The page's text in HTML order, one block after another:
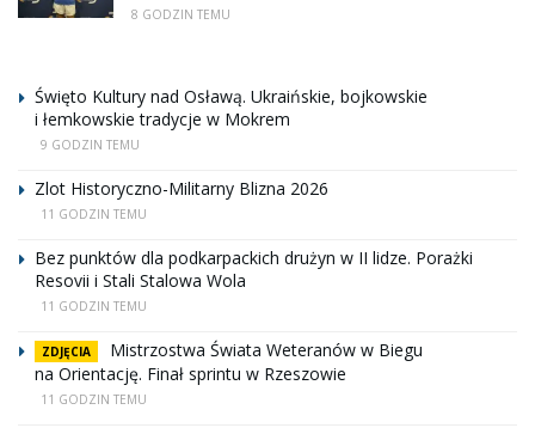
8 GODZIN TEMU
Święto Kultury nad Osławą. Ukraińskie, bojkowskie
i łemkowskie tradycje w Mokrem
9 GODZIN TEMU
Zlot Historyczno-Militarny Blizna 2026
11 GODZIN TEMU
Bez punktów dla podkarpackich drużyn w II lidze. Porażki
Resovii i Stali Stalowa Wola
11 GODZIN TEMU
ZDJĘCIA
Mistrzostwa Świata Weteranów w Biegu
na Orientację. Finał sprintu w Rzeszowie
11 GODZIN TEMU